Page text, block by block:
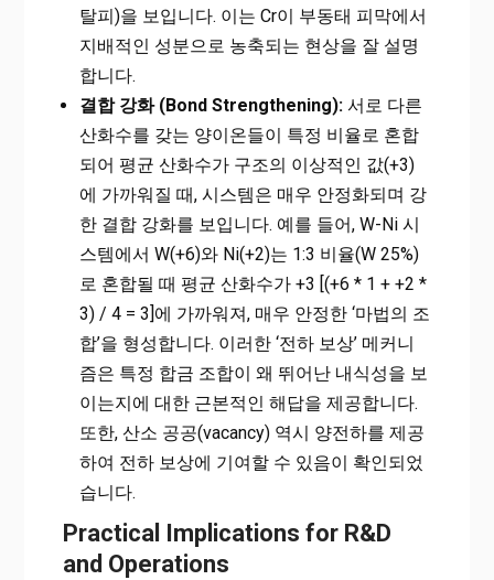
탈피)을 보입니다. 이는 Cr이 부동태 피막에서
지배적인 성분으로 농축되는 현상을 잘 설명
합니다.
결합 강화 (Bond Strengthening):서로 다른
산화수를 갖는 양이온들이 특정 비율로 혼합
되어 평균 산화수가 구조의 이상적인 값(+3)
에 가까워질 때, 시스템은 매우 안정화되며 강
한 결합 강화를 보입니다. 예를 들어, W-Ni 시
스템에서 W(+6)와 Ni(+2)는 1:3 비율(W 25%)
로 혼합될 때 평균 산화수가 +3 [(+6 * 1 + +2 *
3) / 4 = 3]에 가까워져, 매우 안정한 ‘마법의 조
합’을 형성합니다. 이러한 ‘전하 보상’ 메커니
즘은 특정 합금 조합이 왜 뛰어난 내식성을 보
이는지에 대한 근본적인 해답을 제공합니다.
또한, 산소 공공(vacancy) 역시 양전하를 제공
하여 전하 보상에 기여할 수 있음이 확인되었
습니다.
Practical Implications for R&D
and Operations